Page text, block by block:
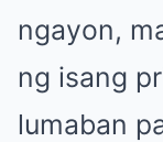
ngayon,
ng isang
lumaban